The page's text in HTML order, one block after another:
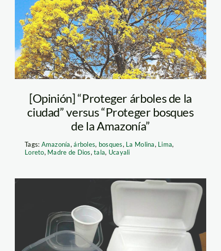
[Opinión] “Proteger árboles de la
ciudad” versus “Proteger bosques
de la Amazonía”
Tags: Amazonía,árboles, bosques, La Molina, Lima,
Loreto, Madre de Dios,tala, Ucayali
plastico-y-tecnopor-
andina